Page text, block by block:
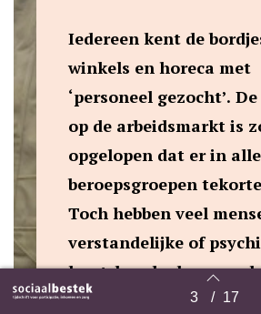
Terug naar overzicht 3 / 17
Iedereen kent de
winkels en horeca met
‘personeel gezocht’.
op de arbeidsmarkt is
opgelopen dat er in alle
beroepsgroepen
Toch hebben veel
verstandelijke of
kwetsbaarheden geen
werkt om hen wel mee